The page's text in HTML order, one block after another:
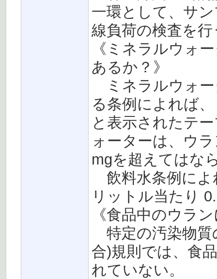
一環として、サ
線負荷の検査を
《ミネラルウォ
あるか？》
ミネラルウォー
る条例によれば
と表示されたテ
ォーターは、ウ
mgを超えてはな
飲料水条例によ
リットル当たり
《食品中のウラ
特定の汚染物質
合)規則では、食
れていない。